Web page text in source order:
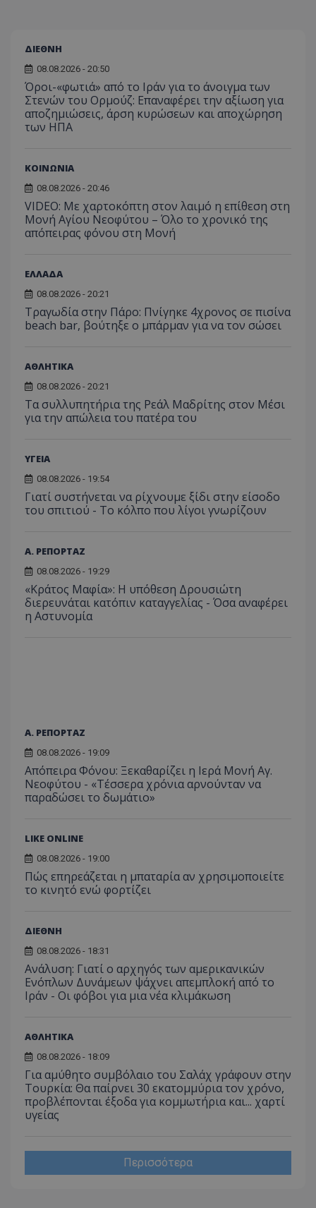
ΔΙΕΘΝΗ
08.08.2026 - 20:50
Όροι-«φωτιά» από το Ιράν για το άνοιγμα των
Στενών του Ορμούζ: Επαναφέρει την αξίωση για
αποζημιώσεις, άρση κυρώσεων και αποχώρηση
των ΗΠΑ
ΚΟΙΝΩΝΙΑ
08.08.2026 - 20:46
VIDEO: Με χαρτοκόπτη στον λαιμό η επίθεση στη
Μονή Αγίου Νεοφύτου – Όλο το χρονικό της
απόπειρας φόνου στη Μονή
ΕΛΛΑΔΑ
08.08.2026 - 20:21
Τραγωδία στην Πάρο: Πνίγηκε 4χρονος σε πισίνα
beach bar, βούτηξε ο μπάρμαν για να τον σώσει
ΑΘΛΗΤΙΚΑ
08.08.2026 - 20:21
Τα συλλυπητήρια της Ρεάλ Μαδρίτης στον Μέσι
για την απώλεια του πατέρα του
ΥΓΕΙΑ
08.08.2026 - 19:54
Γιατί συστήνεται να ρίχνουμε ξίδι στην είσοδο
του σπιτιού - Το κόλπο που λίγοι γνωρίζουν
Α. ΡΕΠΟΡΤΑΖ
08.08.2026 - 19:29
«Κράτος Μαφία»: Η υπόθεση Δρουσιώτη
διερευνάται κατόπιν καταγγελίας - Όσα αναφέρει
η Αστυνομία
Α. ΡΕΠΟΡΤΑΖ
08.08.2026 - 19:09
Απόπειρα Φόνου: Ξεκαθαρίζει η Ιερά Μονή Αγ.
Νεοφύτου - «Τέσσερα χρόνια αρνούνταν να
παραδώσει το δωμάτιο»
LIKE ONLINE
08.08.2026 - 19:00
Πώς επηρεάζεται η μπαταρία αν χρησιμοποιείτε
το κινητό ενώ φορτίζει
ΔΙΕΘΝΗ
08.08.2026 - 18:31
Ανάλυση: Γιατί ο αρχηγός των αμερικανικών
Ενόπλων Δυνάμεων ψάχνει απεμπλοκή από το
Ιράν - Οι φόβοι για μια νέα κλιμάκωση
ΑΘΛΗΤΙΚΑ
08.08.2026 - 18:09
Για αμύθητο συμβόλαιο του Σαλάχ γράφουν στην
Τουρκία: Θα παίρνει 30 εκατομμύρια τον χρόνο,
προβλέπονται έξοδα για κομμωτήρια και... χαρτί
υγείας
Περισσότερα
_ga_J7RS52TMNC